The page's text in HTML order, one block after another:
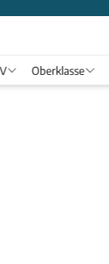
Oberklasse